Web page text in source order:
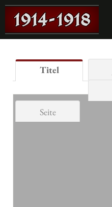
Titel
Seite